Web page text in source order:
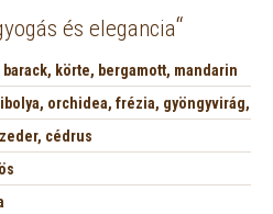
és elegancia“
körte, bergamott, mandarin
orchidea, frézia, gyöngyvirág,
cédrus